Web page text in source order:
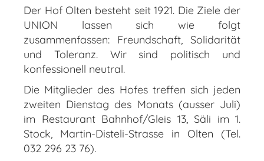
Der Hof Olten besteht seit 1921. Die Ziele der
UNION lassen sich wie folgt
zusammenfassen: Freundschaft, Solidarität
und Toleranz. Wir sind politisch und
konfessionell neutral.
Die Mitglieder des Hofes treffen sich jeden
zweiten Dienstag des Monats (ausser Juli)
im Restaurant Bahnhof/Gleis 13, Säli im 1.
Stock, Martin-Disteli-Strasse in Olten (Tel.
032 296 23 76).